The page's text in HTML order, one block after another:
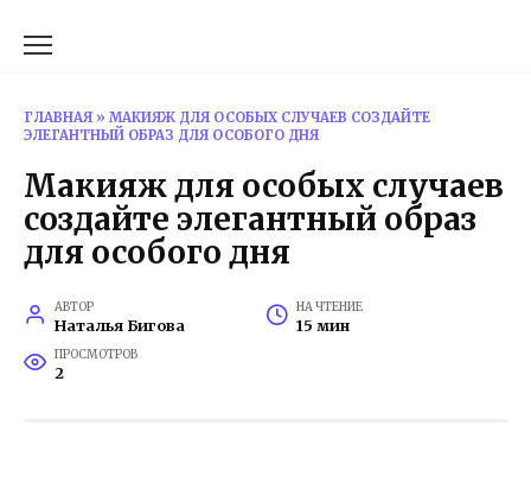
ГЛАВНАЯ » МАКИЯЖ ДЛЯ ОСОБЫХ СЛУЧАЕВ СОЗДАЙТЕ
ЭЛЕГАНТНЫЙ ОБРАЗ ДЛЯ ОСОБОГО ДНЯ
Макияж для особых случаев
создайте элегантный образ
для особого дня
АВТОР
Наталья Бигова
НА ЧТЕНИЕ
15 мин
ПРОСМОТРОВ
2